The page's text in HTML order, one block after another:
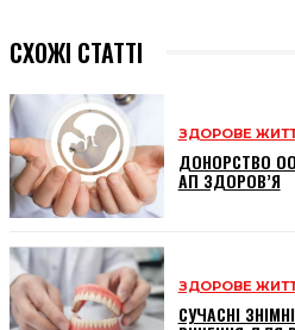
СХОЖІ СТАТТІ
ЗДОРОВЕ
ДОНОРСТВО
АП ЗДОРОВ’Я
ЗДОРОВЕ
СУЧАСНІ